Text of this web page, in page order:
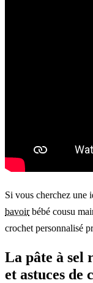
Si vous cherchez une
bavoirbébé cousu
crochet personnalisé
La pâte à sel
et astuces de